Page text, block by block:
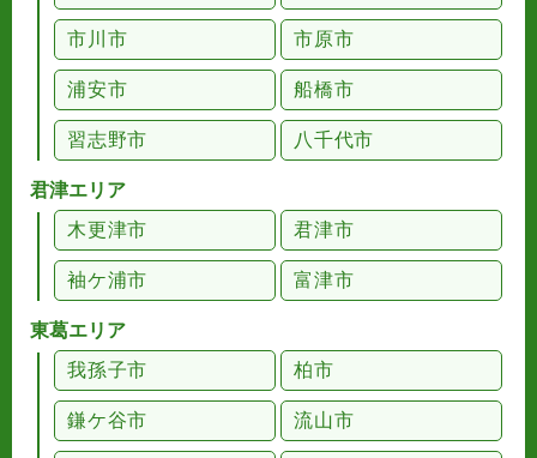
市川市 市原市
浦安市 船橋市
習志野市 八千代市
君津エリア
木更津市
君津市
袖ケ浦市 富津市
東葛エリア
我孫子市
柏市
鎌ケ谷市 流山市